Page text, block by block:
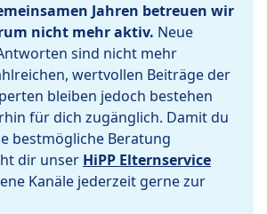
Jahren betreuen wir
nicht mehr aktiv. Neue
sind nicht mehr
wertvollen Beiträge der
bleiben jedoch bestehen
für dich zugänglich. Damit du
bestmögliche Beratung
dir unser HiPP Elternservice
Kanäle jederzeit gerne zur